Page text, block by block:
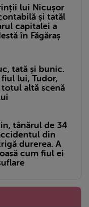
lui Nicușor
și tatăl
capitalei a
în Făgăraș
tată și bunic.
lui, Tudor,
totul altă scenă
tânărul de 34
din
durerea. A
cum fiul ei